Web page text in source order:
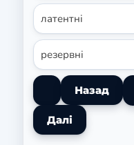
латентні
резервні